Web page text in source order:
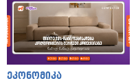
ეკონომიკა